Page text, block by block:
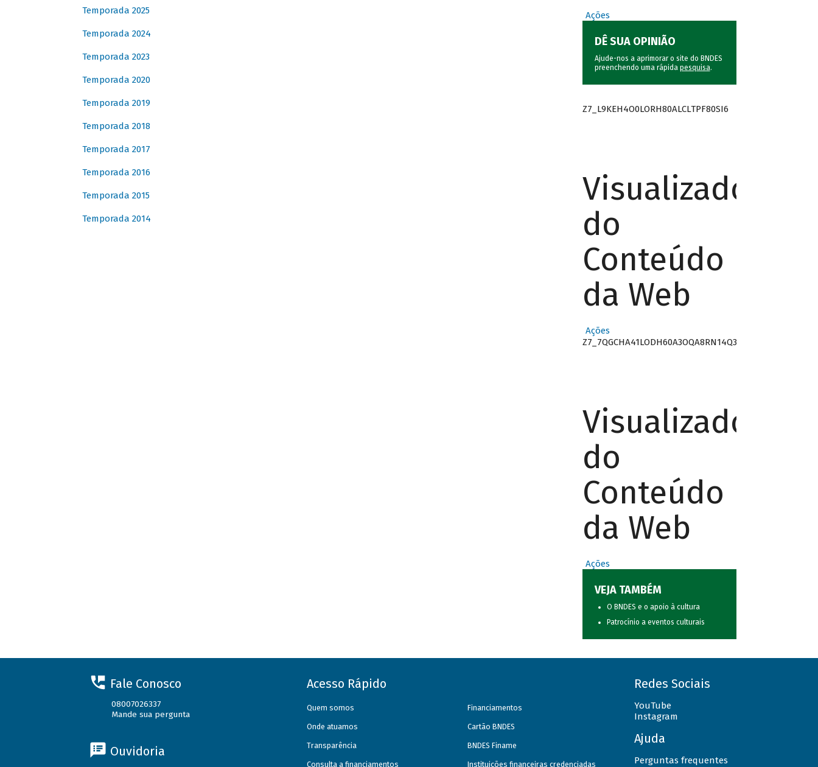
Temporada 2025
Temporada 2024
Temporada 2023
Temporada 2020
Temporada 2019
Temporada 2018
Temporada 2017
Temporada 2016
Temporada 2015
Temporada 2014
Ações
DÊ SUA OPINIÃO
Ajude-nos a aprimorar o site do BNDES
preenchendo uma rápida pesquisa.
Z7_L9KEH4O0LORH80ALCLTPF80SI6
Visualizador
do
Conteúdo
da Web
Ações
Z7_7QGCHA41LODH60A3OQA8RN14Q3
Visualizador
do
Conteúdo
da Web
Ações
VEJA TAMBÉM
O BNDES e o apoio à cultura
Patrocínio a eventos culturais
Fale Conosco
08007026337
Mande sua pergunta
Ouvidoria
Acesso Rápido
Quem somos
Onde atuamos
Transparência
Consulta a financiamentos
Financiamentos
Cartão BNDES
BNDES Finame
Instituições financeiras credenciadas
Redes Sociais
YouTube
Instagram
Ajuda
Perguntas frequentes